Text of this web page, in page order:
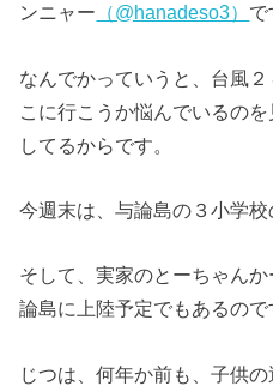
ンニャー （@hanadeso3） で
なんでかっていうと、台風
こに行こうか悩んでいるの
してるからです。
今週末は、与論島の３小学校
そして、実家のとーちゃん
論島に上陸予定でもあるので
じつは、何年か前も、子供